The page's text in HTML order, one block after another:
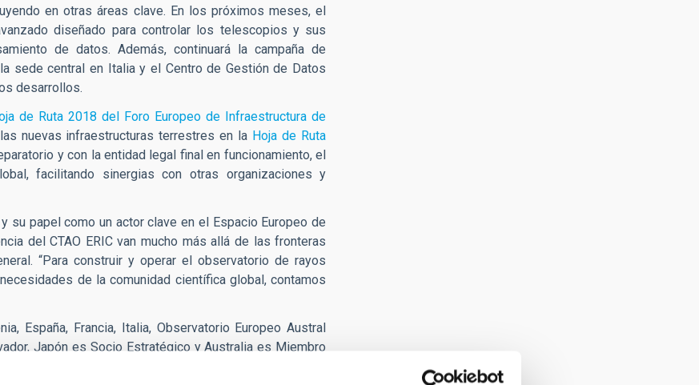
en otras áreas clave. En los próximos meses, el
diseñado para controlar los telescopios y sus
de datos. Además, continuará la campaña de
sede central en Italia y el Centro de Gestión de Datos
desarrollos.
de Ruta 2018 del Foro Europeo de Infraestructura de
nuevas infraestructuras terrestres en la Hoja de Ruta
y con la entidad legal final en funcionamiento, el
facilitando sinergias con otras organizaciones y
su papel como un actor clave en el Espacio Europeo de
del CTAO ERIC van mucho más allá de las fronteras
“Para construir y operar el observatorio de rayos
de la comunidad científica global, contamos
España, Francia, Italia, Observatorio Europeo Austral
Japón es Socio Estratégico y Australia es Miembro